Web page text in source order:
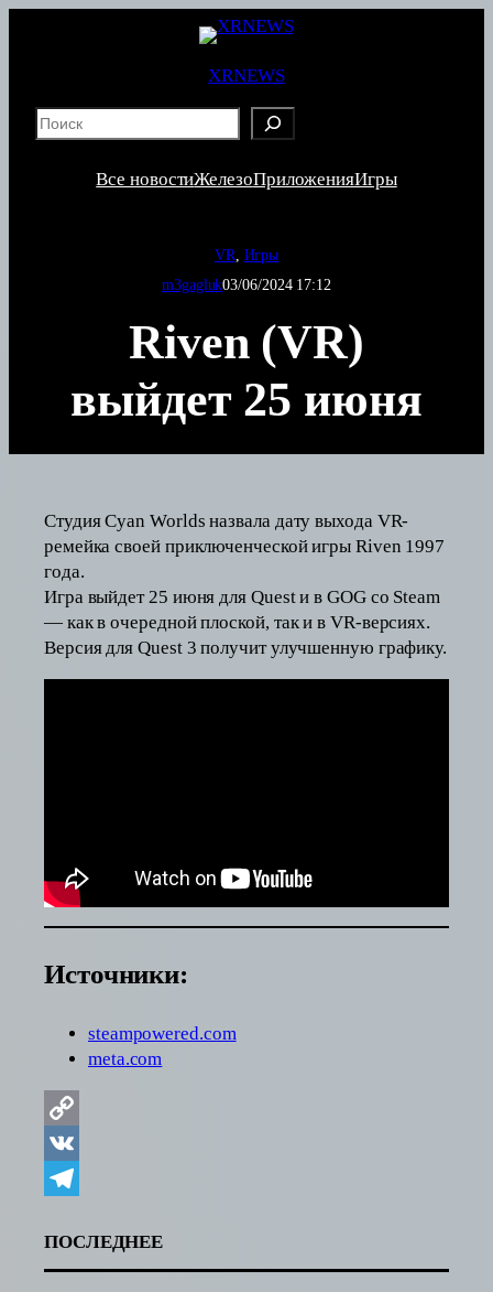
XRNEWS
Все новостиЖелезоПриложенияИгры
VR Игры
m3gagluk03/06/2024 17:12
Riven (VR)
выйдет 25 июня
Студия Cyan Worlds назвала дату выхода VR-
ремейка своей приключенческой игры Riven 1997
года.
Игра выйдет 25 июня для Quest и в GOG со Steam
— как в очередной плоской, так и в VR-версиях.
Версия для Quest 3 получит улучшенную графику.
Источники:
steampowered.com
meta.com
Copy
Link
VK
ПОСЛЕДНЕЕ